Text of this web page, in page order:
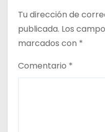
a
d
Tu dirección de
publicada. Los
marcados con *
Comentario *